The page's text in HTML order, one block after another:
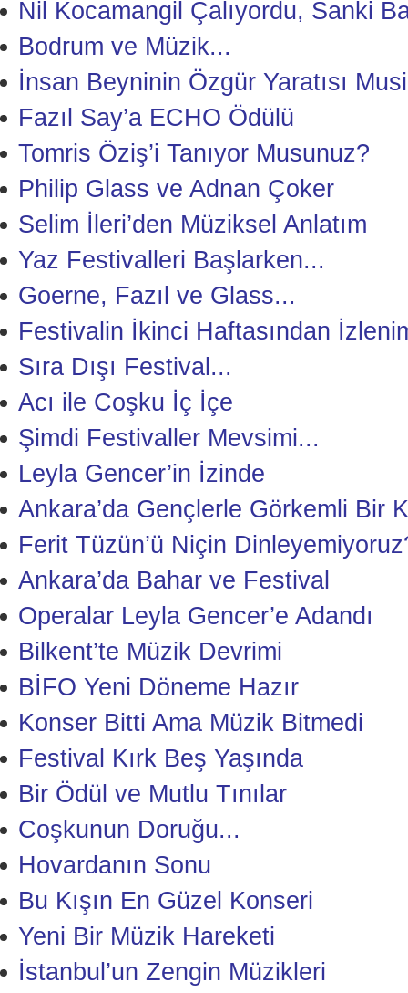
Nil Kocamangil Çalıyordu, Sanki
Bodrum ve Müzik...
İnsan Beyninin Özgür Yaratısı
Fazıl Say’a ECHO Ödülü
Tomris Öziş’i Tanıyor Musunuz?
Philip Glass ve Adnan Çoker
Selim İleri’den Müziksel Anlatım
Yaz Festivalleri Başlarken...
Goerne, Fazıl ve Glass...
Festivalin İkinci Haftasından
Sıra Dışı Festival...
Acı ile Coşku İç İçe
Şimdi Festivaller Mevsimi...
Leyla Gencer’in İzinde
Ankara’da Gençlerle Görkemli Bir
Ferit Tüzün’ü Niçin
Ankara’da Bahar ve Festival
Operalar Leyla Gencer’e Adandı
Bilkent’te Müzik Devrimi
BİFO Yeni Döneme Hazır
Konser Bitti Ama Müzik Bitmedi
Festival Kırk Beş Yaşında
Bir Ödül ve Mutlu Tınılar
Coşkunun Doruğu...
Hovardanın Sonu
Bu Kışın En Güzel Konseri
Yeni Bir Müzik Hareketi
İstanbul’un Zengin Müzikleri